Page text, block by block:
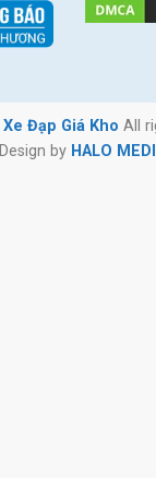
Xe Đạp Giá Kho All
Design by HALO